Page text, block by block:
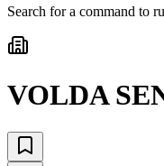
Search for a command to
VOLDA